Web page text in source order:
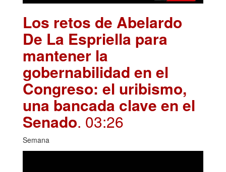
Los retos de Abelardo
De La Espriella para
mantener la
gobernabilidad en el
Congreso: el uribismo,
una bancada clave en el
Senado. 03:26
Semana